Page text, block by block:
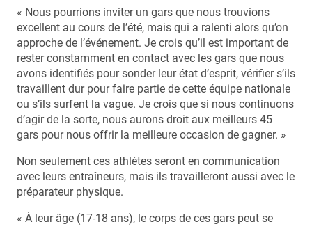
« Nous pourrions inviter un gars que nous trouvions
excellent au cours de l’été, mais qui a ralenti alors qu’on
approche de l’événement. Je crois qu’il est important de
rester constamment en contact avec les gars que nous
avons identifiés pour sonder leur état d’esprit, vérifier s’ils
travaillent dur pour faire partie de cette équipe nationale
ou s’ils surfent la vague. Je crois que si nous continuons
d’agir de la sorte, nous aurons droit aux meilleurs 45
gars pour nous offrir la meilleure occasion de gagner. »
Non seulement ces athlètes seront en communication
avec leurs entraîneurs, mais ils travailleront aussi avec le
préparateur physique.
« À leur âge (17-18 ans), le corps de ces gars peut se